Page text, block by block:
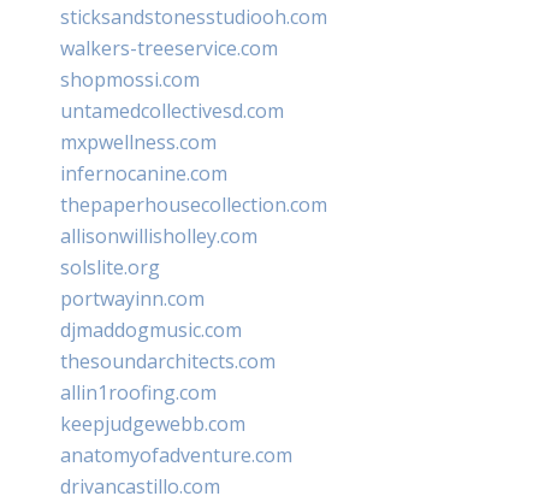
sticksandstonesstudiooh.com
walkers-treeservice.com
shopmossi.com
untamedcollectivesd.com
mxpwellness.com
infernocanine.com
thepaperhousecollection.com
allisonwillisholley.com
solslite.org
portwayinn.com
djmaddogmusic.com
thesoundarchitects.com
allin1roofing.com
keepjudgewebb.com
anatomyofadventure.com
drivancastillo.com